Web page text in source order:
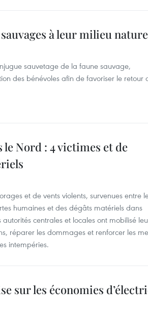
à leur milieu
sauvetage de la faune sauvage,
des bénévoles afin de favoriser le retour
Nord : 4 victimes et de
et de vents violents, survenues entre
humaines et des dégâts matériels dans
centrales et locales ont mobilisé
réparer les dommages et renforcer les
intempéries.
sur les économies